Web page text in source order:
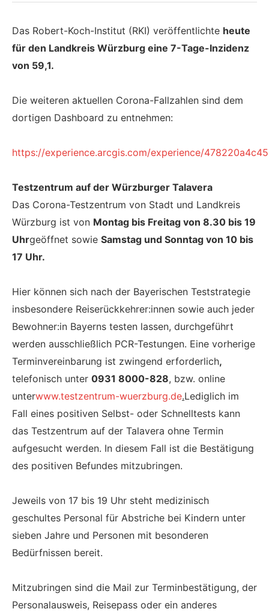
Das Robert-Koch-Institut (RKI) veröffentlichte heute
für den Landkreis Würzburg eine 7-Tage-Inzidenz
von 59,1.
Die weiteren aktuellen Corona-Fallzahlen sind dem
dortigen Dashboard zu entnehmen:
https://experience.arcgis.com/experience/
Testzentrum auf der Würzburger Talavera
Das Corona-Testzentrum von Stadt und Landkreis
Würzburg ist von Montag bis Freitag von 8.30 bis 19
Uhrgeöffnet sowie Samstag und Sonntag von 10 bis
17 Uhr.
Hier können sich nach der Bayerischen Teststrategie
insbesondere Reiserückkehrer:innen sowie auch jeder
Bewohner:in Bayerns testen lassen, durchgeführt
werden ausschließlich PCR-Testungen. Eine vorherige
Terminvereinbarung ist zwingend erforderlich,
telefonisch unter 0931 8000-828, bzw. online
unterwww.testzentrum-wuerzburg.de.Lediglich im
Fall eines positiven Selbst- oder Schnelltests kann
das Testzentrum auf der Talavera ohne Termin
aufgesucht werden. In diesem Fall ist die Bestätigung
des positiven Befundes mitzubringen.
Jeweils von 17 bis 19 Uhr steht medizinisch
geschultes Personal für Abstriche bei Kindern unter
sieben Jahre und Personen mit besonderen
Bedürfnissen bereit.
Mitzubringen sind die Mail zur Terminbestätigung, der
Personalausweis, Reisepass oder ein anderes